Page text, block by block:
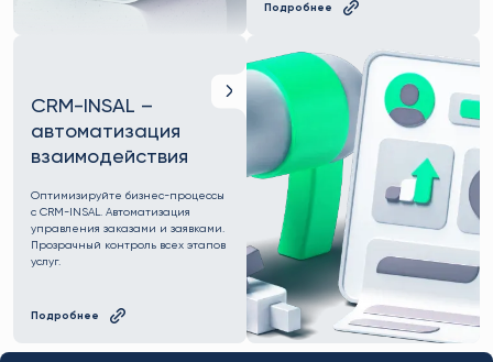
Подробнее
CRM-INSAL –
автоматизация
взаимодействия
Оптимизируйте бизнес-процессы
с CRM-INSAL. Автоматизация
управления заказами и заявками.
Прозрачный контроль всех этапов
услуг.
Подробнее